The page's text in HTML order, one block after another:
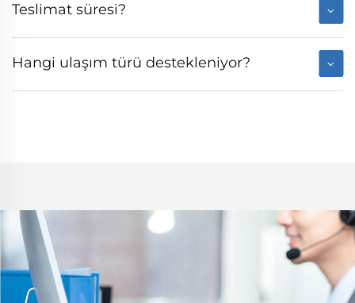
Teslimat süresi?
Hangi ulaşım türü destekleniyor?